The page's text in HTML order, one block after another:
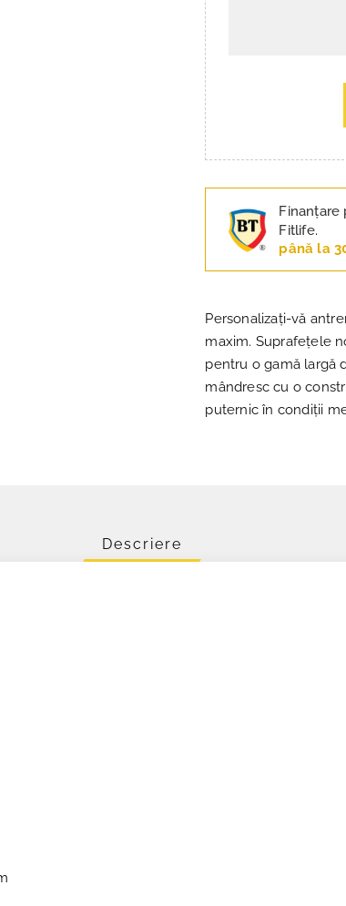
Finanțare
Fitlife.
până la
Personalizați-vă
maxim. Suprafețele
pentru o gamă largă
mândresc cu o
puternic în condiții
Descriere